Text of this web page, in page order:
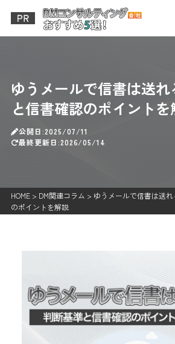
ゆうメールで信書は送
と信書確認のポイントを
公開日:2025/07/11
最終更新日:2026/05/14
HOME> DM関連コラム > ゆうメールで信書は送
のポイントを解説